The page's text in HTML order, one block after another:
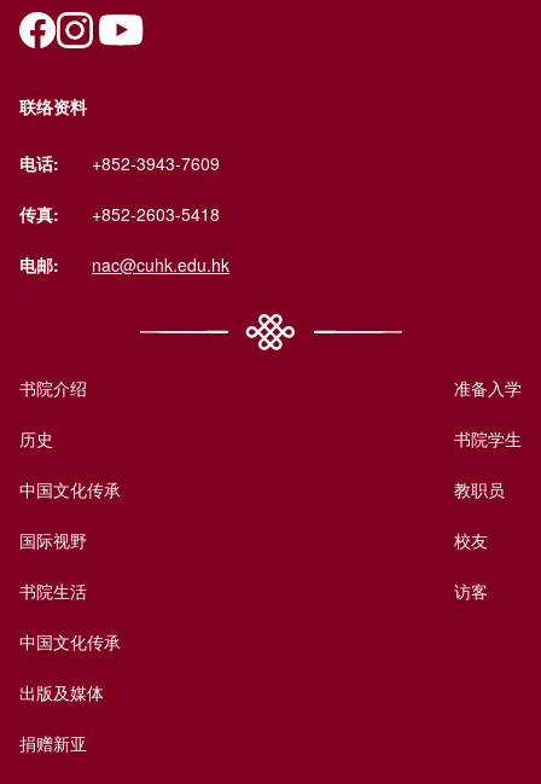
联络资料
电话: +852-3943-7609
传真: +852-2603-5418
电邮: nac@cuhk.edu.hk
书院介绍
历史
中国文化传承
国际视野
书院生活
中国文化传承
出版及媒体
捐赠新亚
准备入学
书院学生
教职员
校友
访客